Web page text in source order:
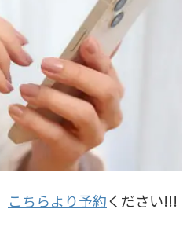
こちらより予約ください!!!